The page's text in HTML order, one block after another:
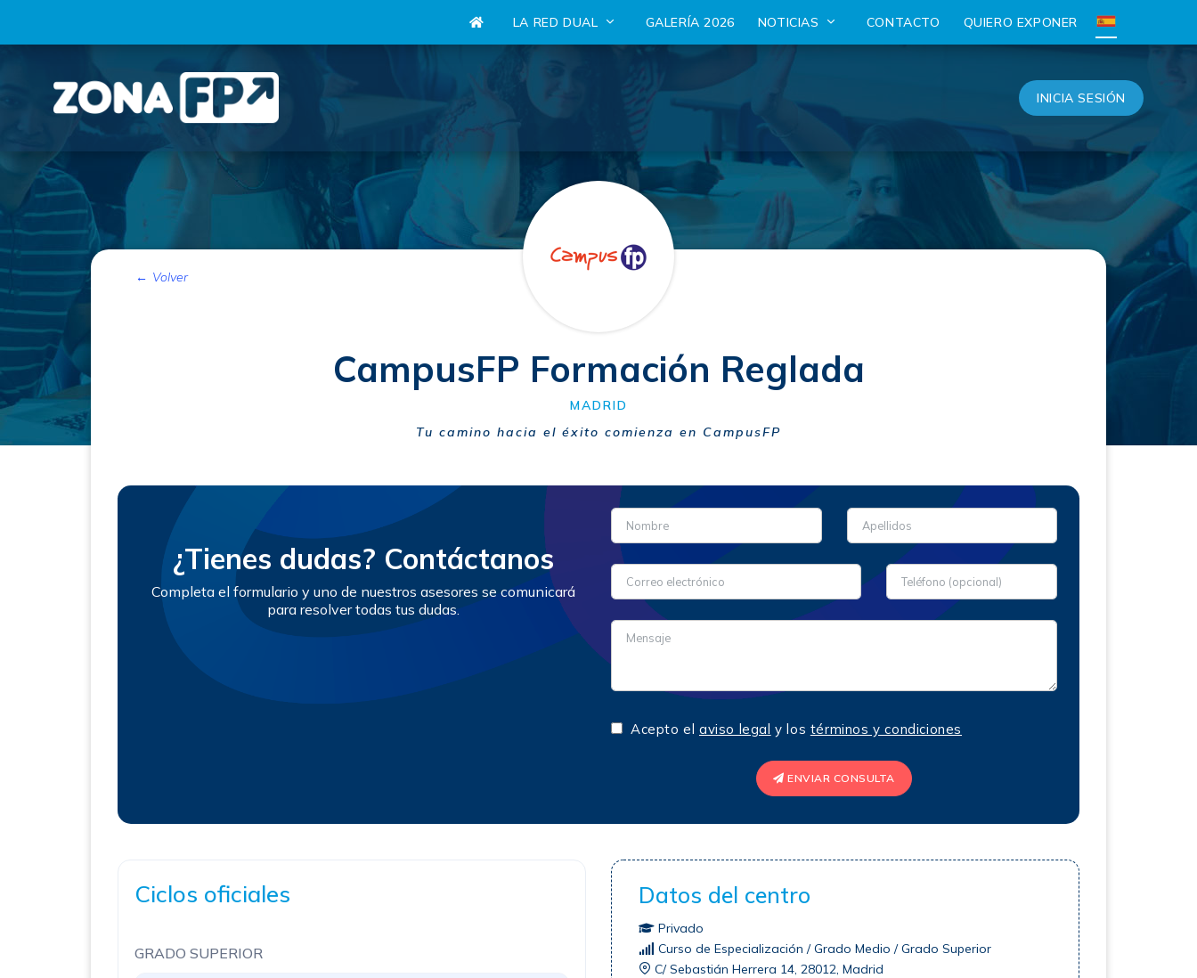
LA RED DUAL GALERÍA 2026 NOTICIAS CONTACTO QUIERO EXPONER
INICIA SESIÓN
Volver
CampusFP Formación Reglada
MADRID
Tu camino hacia el éxito comienza en CampusFP
¿Tienes dudas? Contáctanos
Completa el formulario y uno de nuestros asesores se comunicará
para resolver todas tus dudas.
Acepto el aviso legal y los términos y condiciones
ENVIAR CONSULTA
Ciclos oficiales
GRADO SUPERIOR
Datos del centro
Privado
Curso de Especialización / Grado Medio / Grado Superior
C/ Sebastián Herrera 14, 28012, Madrid